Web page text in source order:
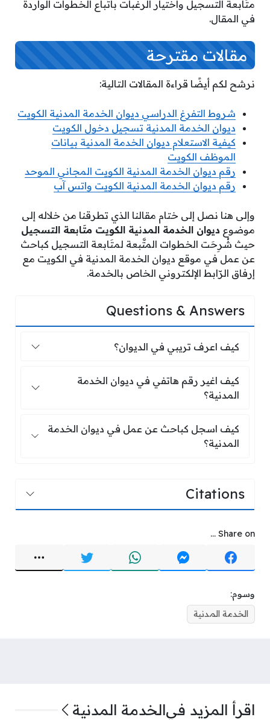
متَابعة التسجيل واختيار الرغبات باتِّباع الخطوات الواردة
في المقال.
مقالات مقترحة
نرشح لكم أيضًا قراءة المقالات التالية:
شروط التفرغ الدراسي ديوان الخدمة المدنية الكويت
ديوان الخدمة المدنية تسجيل دخول الكويت
كيفية الاستعلام ديوان الخدمة المدنية بيانات
الموظف الكويت
رقم ديوان الخدمة المدنية الكويت المجاني الموحد
رقم ديوان الخدمة المدنية الكويت واتس آب
وإلى هنا نصل إلى ختام مقالنا الذي تطرقنا من خلاله إلى
موضوع ديوان الخدمة المدنية الكويت متَابعة التسجيل
حيث شُرِحَت الخطوات المتَّبعة لمتَابعة التسجيل كباحث
عن عمل في موقع ديوان الخدمة المدنية في الكويت مع
إرفاق الرّابط الإلكتروني الخاص بالخدمة.
Questions & Answers
كيف اعرف تريبي في الديوان؟
كيف اعرف تريبي في الديوان؟
كيف اغير رقم هاتفي في ديوان الخدمة
كيف اغير رقم هاتفي في ديوان الخدمة
المدنية؟
كيف اسجل كباحث عن عمل في ديوان
كيف اسجل كباحث عن عمل في ديوان الخدمة
المدنية؟
Citations
Share on ...
وسوم:
الخدمة المدنية
اقرأ المزيد فيالخدمة المدنية